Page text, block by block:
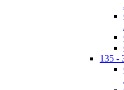
135 -